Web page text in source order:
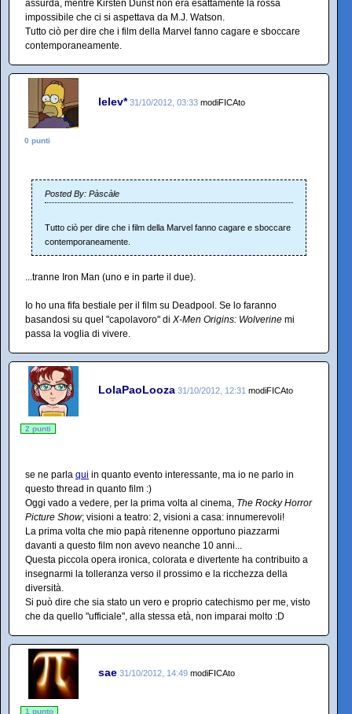
assurda, mentre Kirsten Dunst non era esattamente la rossa
impossibile che ci si aspettava da M.J. Watson.
Tutto ciò per dire che i film della Marvel fanno cagare e sboccare
contemporaneamente.
lelev* 31/10/2012, 03:33 modiFICAto
0 punti
Posted By: Pàscàle
Tutto ciò per dire che i film della Marvel fanno cagare e sboccare
contemporaneamente.
...tranne Iron Man (uno e in parte il due).
Io ho una fifa bestiale per il film su Deadpool. Se lo faranno
basandosi su quel "capolavoro" di X-Men Origins: Wolverine mi
passa la voglia di vivere.
LolaPaoLooza 31/10/2012, 12:31 modiFICAto
2 punti
se ne parla qui in quanto evento interessante, ma io ne parlo in
questo thread in quanto film :)
Oggi vado a vedere, per la prima volta al cinema, The Rocky Horror
Picture Show; visioni a teatro: 2, visioni a casa: innumerevoli!
La prima volta che mio papà ritenenne opportuno piazzarmi
davanti a questo film non avevo neanche 10 anni...
Questa piccola opera ironica, colorata e divertente ha contribuito a
insegnarmi la tolleranza verso il prossimo e la ricchezza della
diversità.
Si può dire che sia stato un vero e proprio catechismo per me, visto
che da quello "ufficiale", alla stessa età, non imparai molto :D
sae 31/10/2012, 14:49 modiFICAto
1 punto